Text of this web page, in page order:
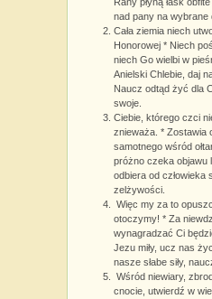
nad pany na wybrane
Cała ziemia niech
Honorowej * Niech
niech Go wielbi w
Anielski Chlebie, daj
Naucz odtąd żyć dla
swoje.
Ciebie, którego czci
znieważa. * Zostawia
samotnego wśród
próżno czeka objawu
odbiera od człowieka
zelżywości.
Więc my za to
otoczymy! * Za
wynagradzać Ci
Jezu miły, ucz nas
nasze słabe siły,
Wśród niewiary,
cnocie, utwierdź w